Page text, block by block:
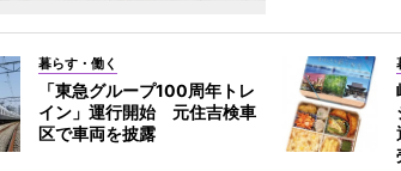
暮らす・働く
「東急グループ100周年トレ
イン」運行開始 元住吉検車
区で車両を披露